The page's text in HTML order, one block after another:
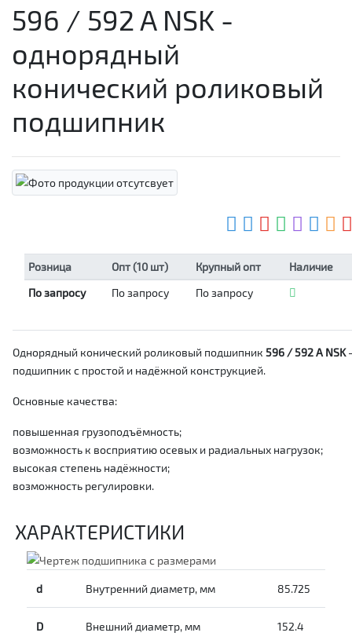
596 / 592 A NSK -
однорядный
конический роликовый
подшипник
Розница Опт (10 шт) Крупный опт
Наличие
По запросу
По запросу По запросу
Однорядный конический роликовый подшипник 596 / 592 A NSK
подшипник с простой и надёжной конструкцией.
Основные качества:
повышенная грузоподъёмность;
возможность к восприятию осевых и радиальных нагрузок;
высокая степень надёжности;
возможность регулировки.
ХАРАКТЕРИСТИКИ
d Внутренний диаметр, мм 85.725
D Внешний диаметр, мм 152.4